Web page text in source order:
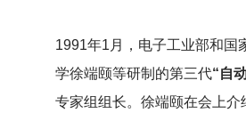
1991年1月，电子工业部和国
学徐端颐等研制的第三代“自
专家组组长。徐端颐在会上介